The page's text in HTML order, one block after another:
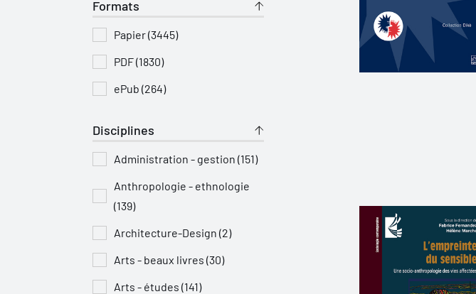
Formats
Papier (3445)
PDF (1830)
ePub (264)
Disciplines
Administration - gestion (151)
Anthropologie - ethnologie
(139)
Architecture-Design (2)
Arts - beaux livres (30)
Arts - études (141)